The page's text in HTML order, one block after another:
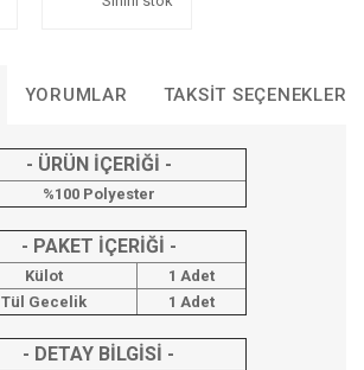
YORUMLAR TAKSIT SEÇENEKLERI
- ÜRÜN İÇERİĞİ -
%100 Polyester
- PAKET İÇERİĞİ -
Külot
1 Adet
Tül Gecelik
1 Adet
- DETAY BİLGİSİ -